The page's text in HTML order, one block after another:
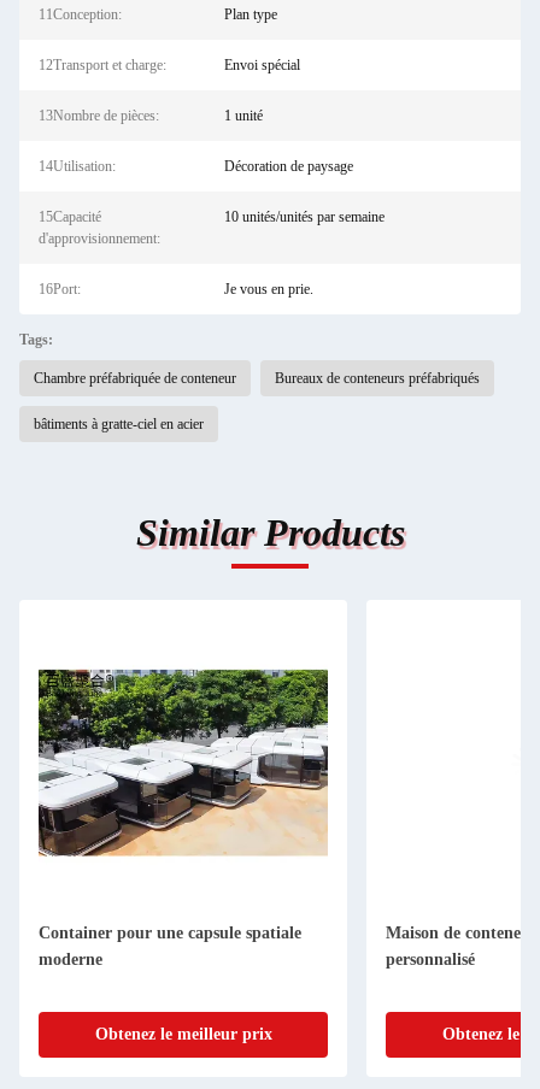
11Conception: Plan type
12Transport et charge: Envoi spécial
13Nombre de pièces: 1 unité
14Utilisation: Décoration de paysage
15Capacité
d'approvisionnement:
10 unités/unités par semaine
16Port: Je vous en prie.
Tags:
Chambre préfabriquée de conteneur Bureaux de conteneurs préfabriqués
bâtiments à gratte-ciel en acier
Similar Products
Container pour une capsule spatiale
moderne
Obtenez le meilleur prix
Maison de
personnalisé
Obtenez le